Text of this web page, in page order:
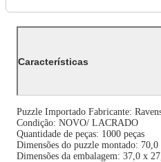
Características
Puzzle Importado Fabricante:
Condição: NOVO/ LACRADO
Quantidade de peças: 1000 peças
Dimensões do puzzle montado:
Dimensões da embalagem: 37,0 x